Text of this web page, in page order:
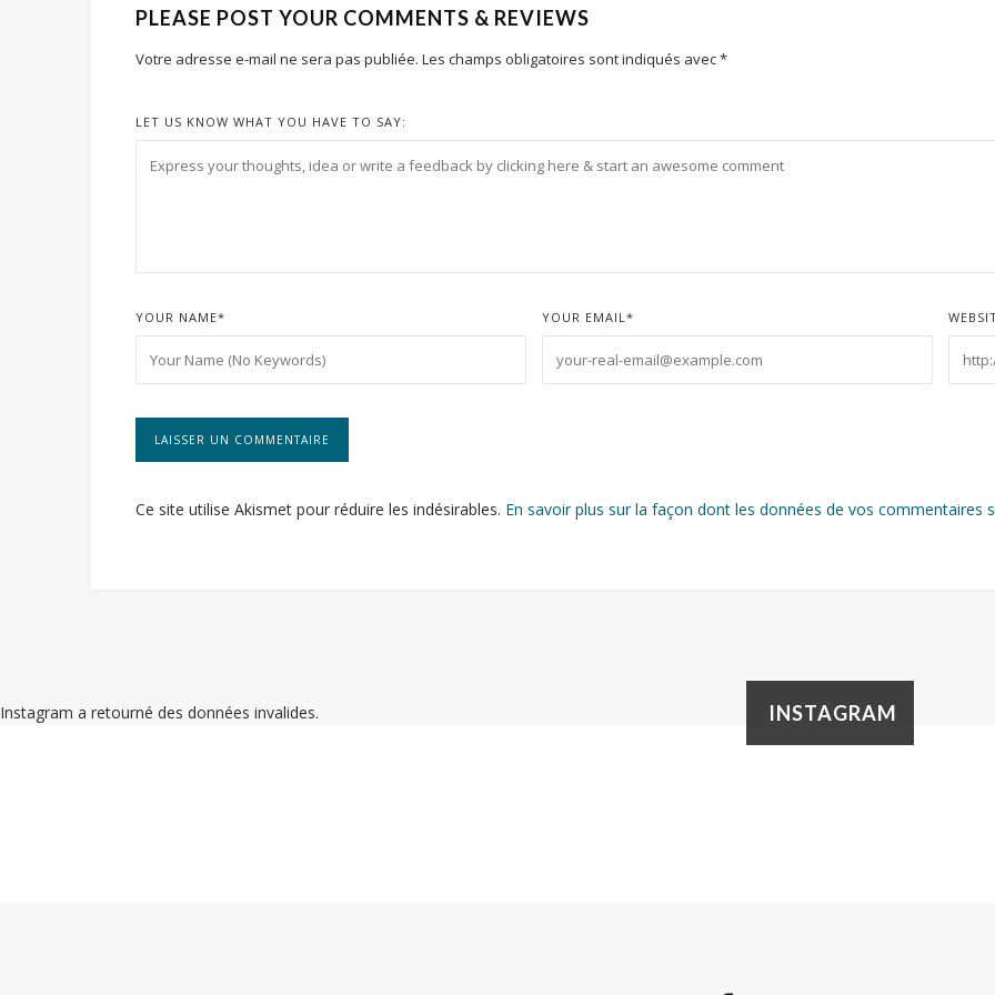
PLEASE POST YOUR COMMENTS & REVIEWS
Votre adresse e-mail ne sera pas publiée. Les champs obligatoires sont indiqués avec*
LET US KNOW WHAT YOU HAVE TO SAY:
YOUR NAME* YOUR EMAIL*
Ce site utilise Akismet pour réduire les indésirables. En savoir plus sur la façon dont les données de vos commentaires
INSTAGRAM
Instagram a retourné des données invalides.